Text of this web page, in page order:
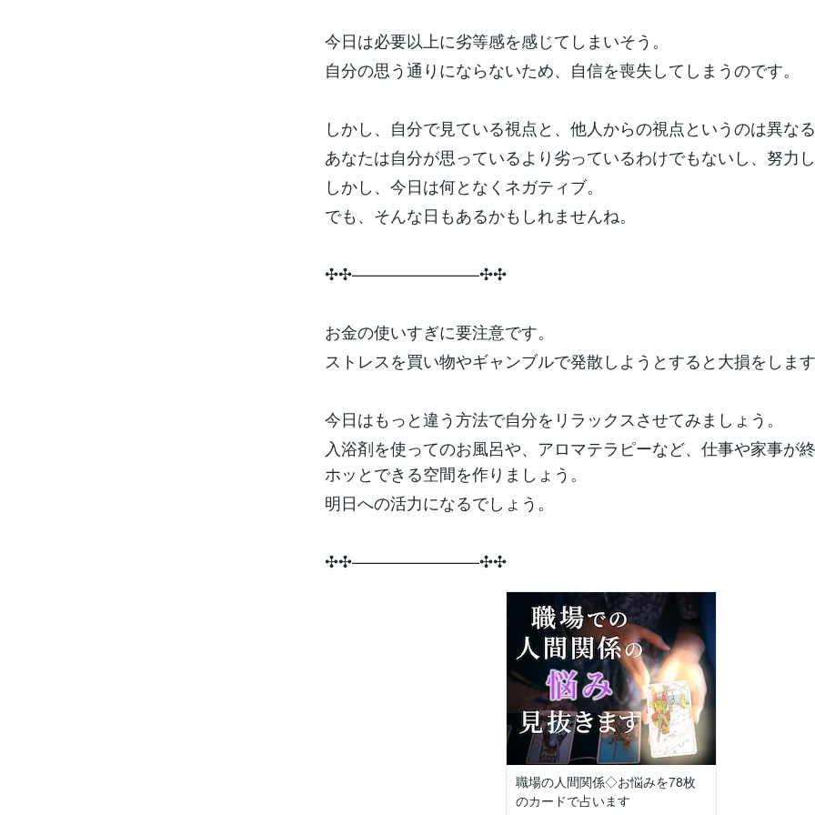
今日は必要以上に劣等感を感じてしまいそう。
自分の思う通りにならないため、自信を喪失してしまうのです。
しかし、自分で見ている視点と、他人からの視点というのは異なる
あなたは自分が思っているより劣っているわけでもないし、努力し
しかし、今日は何となくネガティブ。
でも、そんな日もあるかもしれませんね。
✣✣­­–­­–­­–­­–­­–­­–­­–­­–­­–­­–­­–­­–­­–­­–✣✣
お金の使いすぎに要注意です。
ストレスを買い物やギャンブルで発散しようとすると大損をします
今日はもっと違う方法で自分をリラックスさせてみましょう。
入浴剤を使ってのお風呂や、アロマテラピーなど、仕事や家事が終
ホッとできる空間を作りましょう。
明日への活力になるでしょう。
✣✣­­–­­–­­–­­–­­–­­–­­–­­–­­–­­–­­–­­–­­–­­–✣✣
職場の人間関係◇お悩みを78枚
のカードで占います